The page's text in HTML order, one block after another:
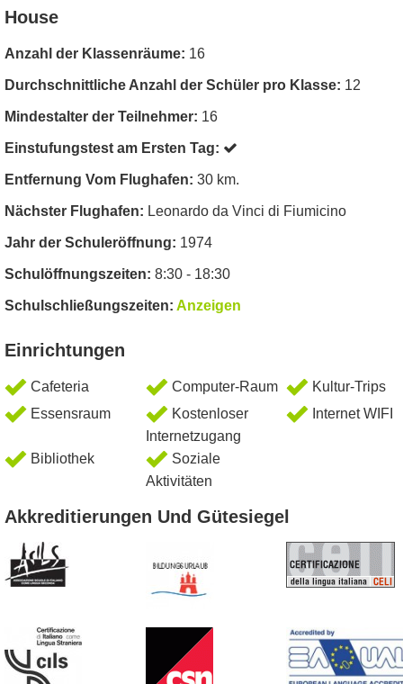
House
Anzahl der Klassenräume: 16
Durchschnittliche Anzahl der Schüler pro Klasse: 12
Mindestalter der Teilnehmer: 16
Einstufungstest am Ersten Tag:
Entfernung Vom Flughafen: 30 km.
Nächster Flughafen: Leonardo da Vinci di Fiumicino
Jahr der Schuleröffnung: 1974
Schulöffnungszeiten: 8:30 - 18:30
Schulschließungszeiten: Anzeigen
Einrichtungen
Cafeteria Computer-Raum
Kultur-Trips
Essensraum
Kostenloser
Internetzugang
Internet WIFI
Bibliothek
Soziale
Aktivitäten
Akkreditierungen Und Gütesiegel